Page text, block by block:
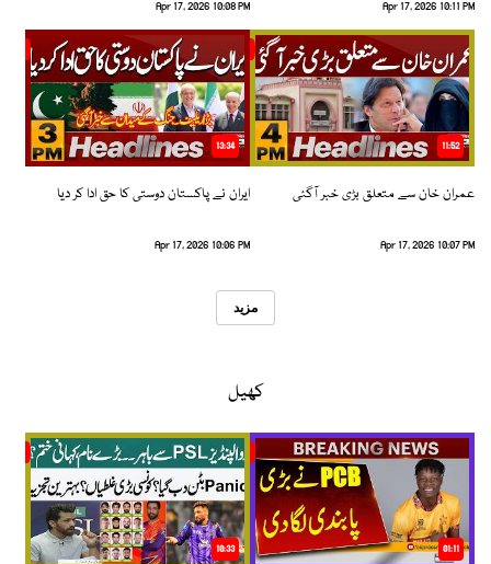
Apr 17, 2026 10:11 PM
Apr 17, 2026 10:08 PM
11:52
عمران خان سے متعلق بڑی خبر آگئی
Apr 17, 2026 10:07 PM
13:34
ایران نے پاکستان دوستی کا حق ادا کر دیا
Apr 17, 2026 10:06 PM
مزید
کھیل
01:11
10:33